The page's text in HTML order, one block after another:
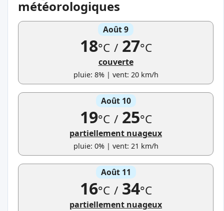
météorologiques
Août 9
18°C /27°C
couverte
pluie: 8% | vent: 20 km/h
Août 10
19°C /25°C
partiellement nuageux
pluie: 0% | vent: 21 km/h
Août 11
16°C /34°C
partiellement nuageux